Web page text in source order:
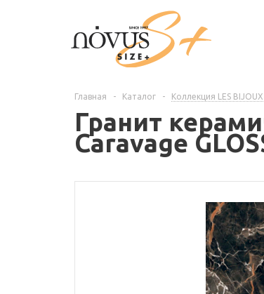
Главная - Каталог - Коллекция LES BIJOUX
Гранит
Caravage